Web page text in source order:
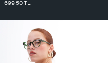
699,50TL